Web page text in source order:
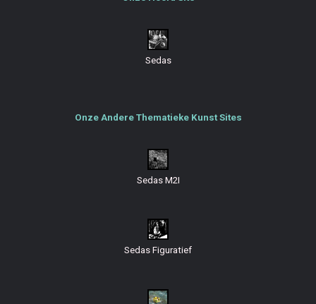
Sedas
Onze Andere Thematieke Kunst Sites
Sedas M2I
Sedas Figuratief